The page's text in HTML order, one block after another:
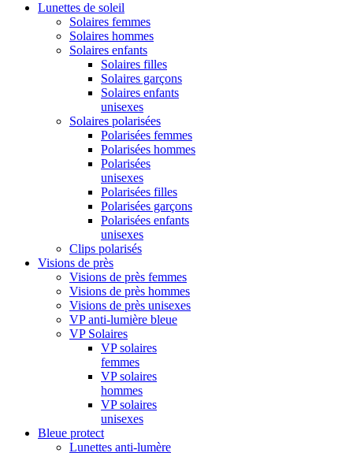
Lunettes de soleil
Solaires femmes
Solaires hommes
Solaires enfants
Solaires filles
Solaires garçons
Solaires enfants
unisexes
Solaires polarisées
Polarisées femmes
Polarisées hommes
Polarisées
unisexes
Polarisées filles
Polarisées garçons
Polarisées enfants
unisexes
Clips polarisés
Visions de près
Visions de près femmes
Visions de près hommes
Visions de près unisexes
VP anti-lumière bleue
VP Solaires
VP solaires
femmes
VP solaires
hommes
VP solaires
unisexes
Bleue protect
Lunettes anti-lumère